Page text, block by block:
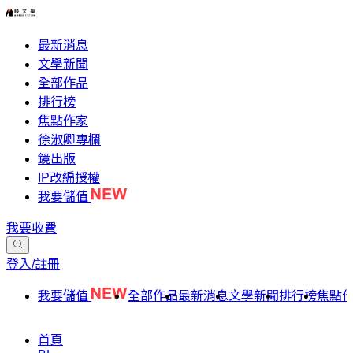
最新消息
文學新聞
全部作品
排行榜
焦點作家
徐淑卿專欄
鏡出版
IP改編授權
我要儲值
我要收費
登入/註冊
我要儲值 全部作品最新消息文學新聞排行榜焦點
首頁